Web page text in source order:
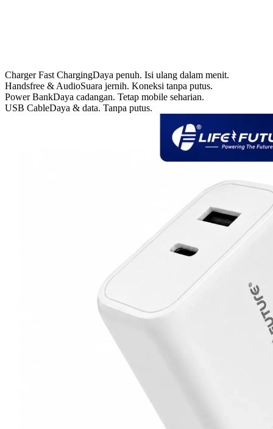
Charger Fast ChargingDaya penuh. Isi ulang dalam menit.
Handsfree & AudioSuara jernih. Koneksi tanpa putus.
Power BankDaya cadangan. Tetap mobile seharian.
USB CableDaya & data. Tanpa putus.